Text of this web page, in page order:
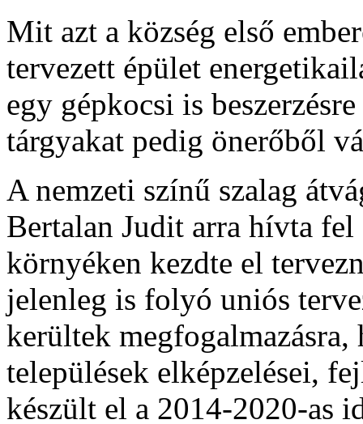
Mit azt a község első
tervezett épület
egy gépkocsi is
tárgyakat pedig önerőből
A nemzeti színű szalag
Bertalan Judit arra hívta
környéken kezdte el
jelenleg is folyó uniós
kerültek
települések elképzelései,
készült el a 2014-2020-as